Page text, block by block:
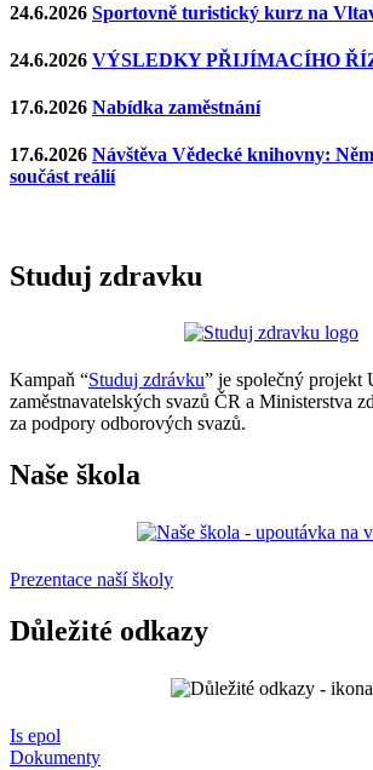
24.6.2026 Sportovně turistický kurz na
24.6.2026 VÝSLEDKY PŘIJÍMACÍHO
17.6.2026 Nabídka zaměstnání
17.6.2026 Návštěva Vědecké knihovny:
součást reálií
Studuj zdravku
Kampaň “Studuj zdrávku” je společný projekt
zaměstnavatelských svazů ČR a Ministerstva
za podpory odborových svazů.
Naše škola
Prezentace naší školy
Důležité odkazy
Is epol
Dokumenty